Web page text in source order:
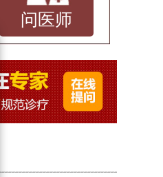
诊断及治
有抓挠、
，也可以
问医师